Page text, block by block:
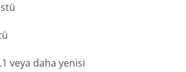
veya daha yenisi